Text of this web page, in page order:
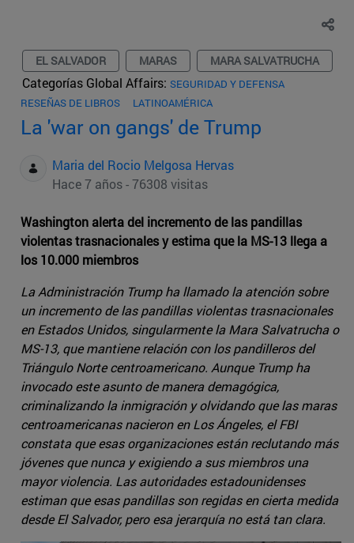
EL SALVADOR MARAS MARA SALVATRUCHA
Categorías Global Affairs: SEGURIDAD Y DEFENSA
RESEÑAS DE LIBROS
LATINOAMÉRICA
La 'war on gangs' de Trump
Maria del Rocio Melgosa Hervas
Hace 7 años - 76308 visitas
Washington alerta del incremento de las pandillas
violentas trasnacionales y estima que la MS-13 llega a
los 10.000 miembros
La Administración Trump ha llamado la atención sobre
un incremento de las pandillas violentas trasnacionales
en Estados Unidos, singularmente la Mara Salvatrucha o
MS-13, que mantiene relación con los pandilleros del
Triángulo Norte centroamericano. Aunque Trump ha
invocado este asunto de manera demagógica,
criminalizando la inmigración y olvidando que las maras
centroamericanas nacieron en Los Ángeles, el FBI
constata que esas organizaciones están reclutando más
jóvenes que nunca y exigiendo a sus miembros una
mayor violencia. Las autoridades estadounidenses
estiman que esas pandillas son regidas en cierta medida
desde El Salvador, pero esa jerarquía no está tan clara.